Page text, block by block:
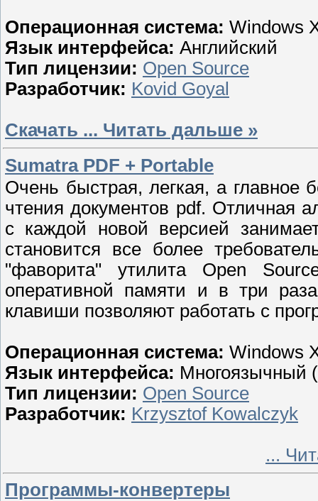
Операционная система: Windows
Язык интерфейса: Английский
Тип лицензии: Open Source
Разработчик: Kovid Goyal
Скачать ... Читать дальше »
Sumatra PDF + Portable
Очень быстрая, легкая, а главное
чтения документов pdf. Отличная
с каждой новой версией
становится все более
"фаворита" утилита Open
оперативной памяти и в три
клавиши позволяют работать с
Операционная система: Windows
Язык интерфейса: Многоязычный
Тип лицензии: Open Source
Разработчик: Krzysztof Kowalczyk
...
Программы-конвертеры